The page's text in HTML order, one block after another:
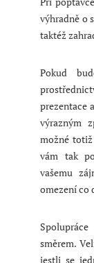
výhradně o
taktéž
Pokud
prezentace
výrazným
možné
vám tak
vašemu
omezení co
směrem.
jestli se